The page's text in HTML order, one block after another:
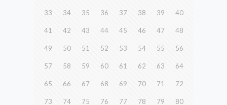
33 34 35 36 37 38 39 40
41 42 43 44 45 46 47 48
49 50 51 52 53 54 55 56
57 58 59 60 61 62 63 64
65 66 67 68 69 70 71 72
73 74 75 76 77 78 79 80